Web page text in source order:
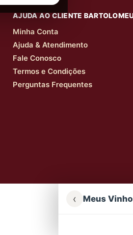
AJUDA AO CLIENTE
Minha Conta
Ajuda & Atendimento
Fale Conosco
Termos e Condições
Perguntas Frequentes
‹ Meus